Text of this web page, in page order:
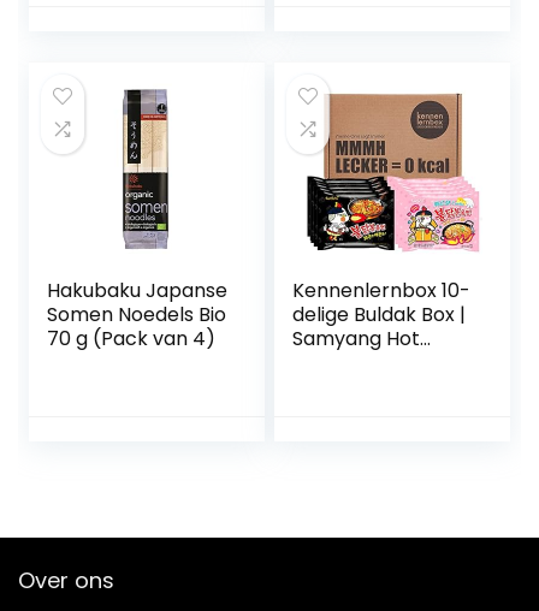
Hakubaku Japanse
Somen Noedels Bio
70 g (Pack van 4)
Kennenlernbox 10-
delige Buldak Box |
Samyang Hot
Over ons